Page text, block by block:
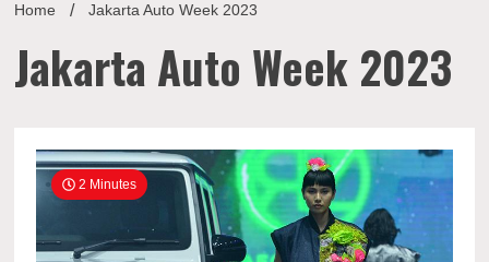
Home Jakarta Auto Week 2023
Jakarta Auto Week 2023
2 Minutes